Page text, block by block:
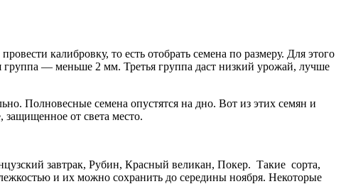
калибровку, то есть отобрать семена по размеру. Для этого
— меньше 2 мм. Третья группа даст низкий урожай, лучше
Полновесные семена опустятся на дно. Вот из этих семян и
от света место.
завтрак, Рубин, Красный великан, Покер. Такие сорта,
и их можно сохранить до середины ноября. Некоторые